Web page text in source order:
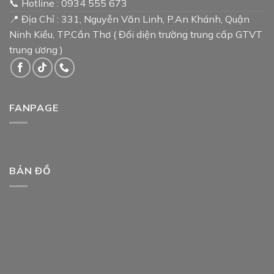
📞 Hotline : 0934 555 673
📍 Địa Chỉ : 331, Nguyễn Văn Linh, P.An Khánh, Quận
Ninh Kiều, TP.Cần Thơ ( Đối diện trường trung cấp GTVT
trung ương )
FANPAGE
BẢN ĐỒ